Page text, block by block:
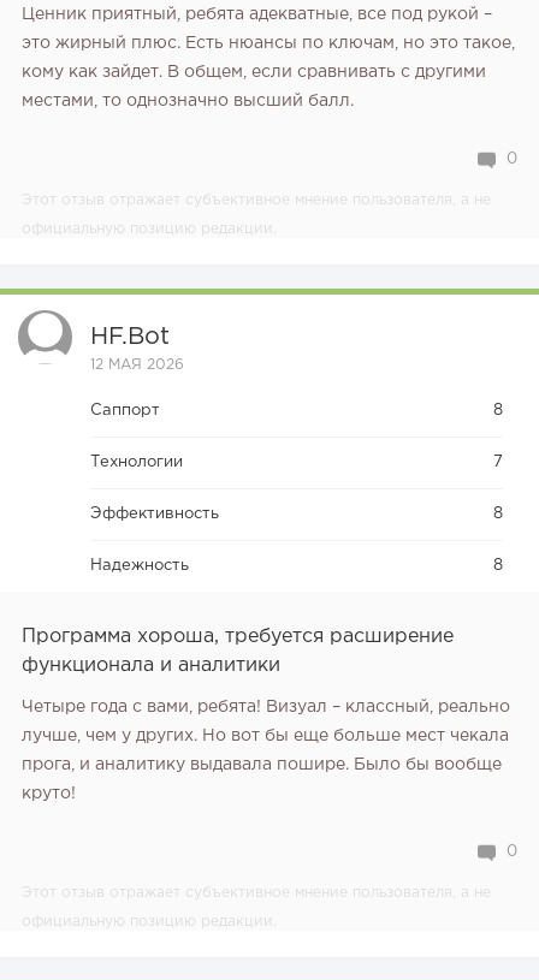
Ценник приятный, ребята адекватные, все под рукой –
это жирный плюс. Есть нюансы по ключам, но это такое,
кому как зайдет. В общем, если сравнивать с другими
местами, то однозначно высший балл.
0
Этот отзыв отражает субъективное мнение пользователя, а не
официальную позицию редакции.
HF.bot
12 МАЯ 2026
Саппорт 8
Технологии 7
Эффективность 8
Надежность 8
Программа хороша, требуется расширение
функционала и аналитики
Четыре года с вами, ребята! Визуал – классный, реально
лучше, чем у других. Но вот бы еще больше мест чекала
прога, и аналитику выдавала пошире. Было бы вообще
круто!
0
Этот отзыв отражает субъективное мнение пользователя, а не
официальную позицию редакции.